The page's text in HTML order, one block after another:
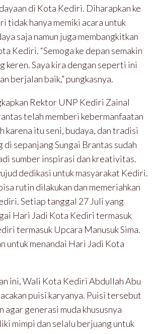
di Kota Kediri. Diharapkan ke
tidak hanya memiki acara untuk
saja namun juga membangkitkan
Kediri. “Semoga ke depan semakin
keren. Saya kira dengan seperti ini
berjalan baik,” pungkasnya.
Rektor UNP Kediri Zainal
telah memberi kebermanfaatan
karena itu seni, budaya, dan tradisi
di sepanjang Sungai Brantas sudah
sumber inspirasi dan kreativitas.
dedikasi untuk masyarakat Kediri.
rutin dilakukan dan memeriahkan
Setiap tanggal 27 Juli yang
Hari Jadi Kota Kediri termasuk
termasuk Upcara Manusuk Sima.
untuk menandai Hari Jadi Kota
ini, Wali Kota Kediri Abdullah Abu
puisi karyanya. Puisi tersebut
agar generasi muda khususnya
mimpi dan selalu berjuang untuk